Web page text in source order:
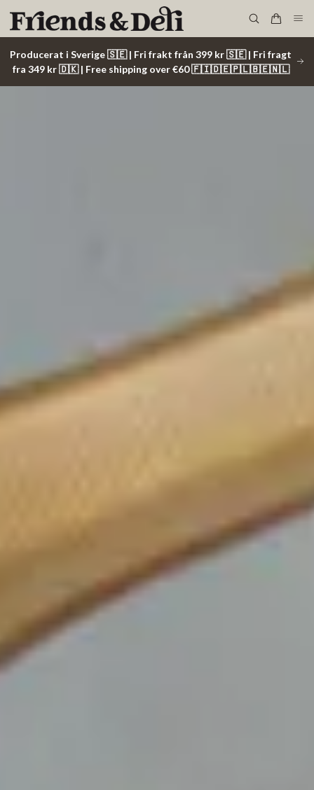
Producerat i Sverige 🇸🇪 | Fri frakt från 399 kr 🇸🇪 | Fri fragt
fra 349 kr 🇩🇰 | Free shipping over €60 🇫🇮🇩🇪🇵🇱🇧🇪🇳🇱